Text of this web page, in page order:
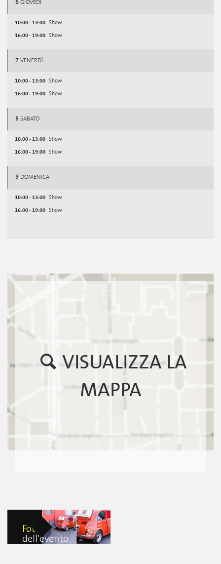
6 GIOVEDÌ
10:00 - 13:00 Show
16:00 - 19:00 Show
7 VENERDÌ
10:00 - 13:00 Show
16:00 - 19:00 Show
8 SABATO
10:00 - 13:00 Show
16:00 - 19:00 Show
9 DOMENICA
10:00 - 13:00 Show
16:00 - 19:00 Show
VISUALIZZA LA
MAPPA
Foto
dell'evento